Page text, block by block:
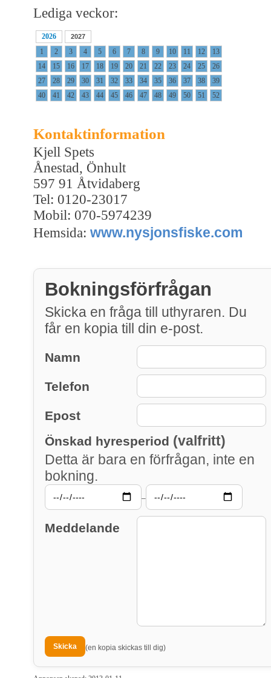
Lediga veckor:
2026 2027
1 2 3 4 5 6 7 8 9 10 11 12
13
14
15 16 17 18 19 20 21 22 23 24 25
26
27
28 29 30 31 32 33 34 35 36 37 38
39
40
41 42 43 44 45 46 47 48 49 50 51 52
Kontaktinformation
Kjell Spets
Ånestad, Önhult
597 91 Åtvidaberg
Tel: 0120-23017
Mobil: 070-5974239
Hemsida: www.nysjonsfiske.com
Bokningsförfrågan
Skicka en fråga till uthyraren. Du
får en kopia till din e-post.
Namn
Telefon
Epost
Önskad hyresperiod (valfritt)
Detta är bara en förfrågan, inte en
bokning.
–
Meddelande
(en kopia skickas till dig)